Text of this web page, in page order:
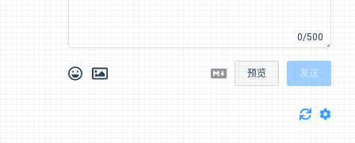
0/500
预览 发送